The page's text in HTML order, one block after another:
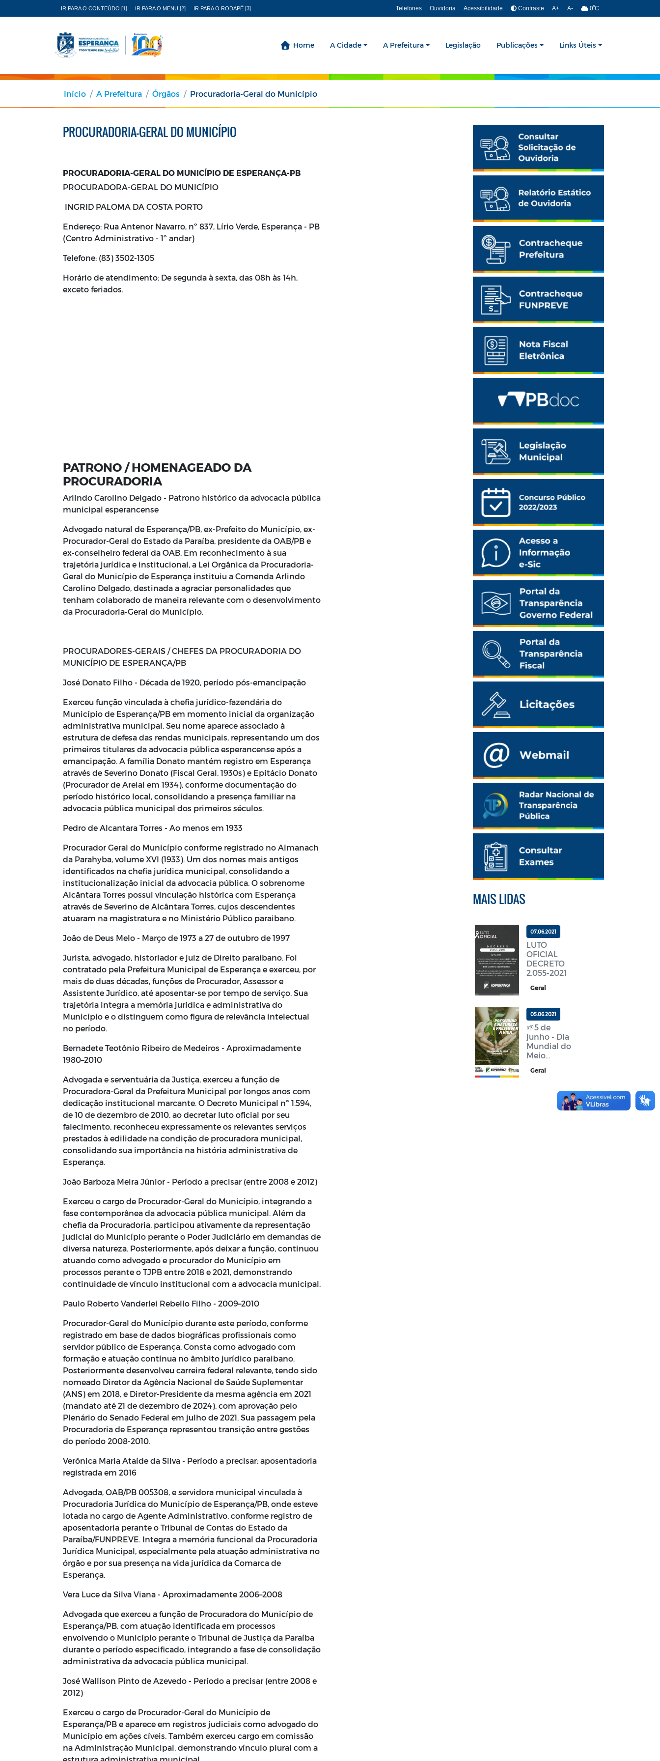
IR PARA O CONTEÚDO [1] IR PARA O MENU [2] IR PARA O RODAPÉ [3] Telefones Ouvidoria Acessibilidade Contraste A+ A- 0ºC
Home A Cidade A Prefeitura Legislação Publicações Links Úteis
Início A Prefeitura Órgãos Procuradoria-Geral do Município
PROCURADORIA-GERAL DO MUNICÍPIO
PROCURADORIA-GERAL DO MUNICÍPIO DE ESPERANÇA-PB
PROCURADORA-GERAL DO MUNICÍPIO
INGRID PALOMA DA COSTA PORTO
Endereço: Rua Antenor Navarro, nº 837, Lírio Verde, Esperança - PB
(Centro Administrativo - 1º andar)
Telefone: (83) 3502-1305
Horário de atendimento: De segunda à sexta, das 08h às 14h,
exceto feriados.
PATRONO / HOMENAGEADO DA
PROCURADORIA
Arlindo Carolino Delgado - Patrono histórico da advocacia pública
municipal esperancense
Advogado natural de Esperança/PB, ex-Prefeito do Município, ex-
Procurador-Geral do Estado da Paraíba, presidente da OAB/PB e
ex-conselheiro federal da OAB. Em reconhecimento à sua
trajetória jurídica e institucional, a Lei Orgânica da Procuradoria-
Geral do Município de Esperança instituiu a Comenda Arlindo
Carolino Delgado, destinada a agraciar personalidades que
tenham colaborado de maneira relevante com o desenvolvimento
da Procuradoria-Geral do Município.
PROCURADORES-GERAIS / CHEFES DA PROCURADORIA DO
MUNICÍPIO DE ESPERANÇA/PB
José Donato Filho - Década de 1920, período pós-emancipação
Exerceu função vinculada à chefia jurídico-fazendária do
Município de Esperança/PB em momento inicial da organização
administrativa municipal. Seu nome aparece associado à
estrutura de defesa das rendas municipais, representando um dos
primeiros titulares da advocacia pública esperancense após a
emancipação. A família Donato mantém registro em Esperança
através de Severino Donato (Fiscal Geral, 1930s) e Epitácio Donato
(Procurador de Areial em 1934), conforme documentação do
período histórico local, consolidando a presença familiar na
advocacia pública municipal dos primeiros séculos.
Pedro de Alcantara Torres - Ao menos em 1933
Procurador Geral do Município conforme registrado no Almanach
da Parahyba, volume XVI (1933). Um dos nomes mais antigos
identificados na chefia jurídica municipal, consolidando a
institucionalização inicial da advocacia pública. O sobrenome
Alcântara Torres possui vinculação histórica com Esperança
através de Severino de Alcântara Torres, cujos descendentes
atuaram na magistratura e no Ministério Público paraibano.
João de Deus Melo - Março de 1973 a 27 de outubro de 1997
Jurista, advogado, historiador e juiz de Direito paraibano. Foi
contratado pela Prefeitura Municipal de Esperança e exerceu, por
mais de duas décadas, funções de Procurador, Assessor e
Assistente Jurídico, até aposentar-se por tempo de serviço. Sua
trajetória integra a memória jurídica e administrativa do
Município e o distinguem como figura de relevância intelectual
no período.
Bernadete Teotônio Ribeiro de Medeiros - Aproximadamente
1980–2010
Advogada e serventuária da Justiça, exerceu a função de
Procuradora-Geral da Prefeitura Municipal por longos anos com
dedicação institucional marcante. O Decreto Municipal nº 1.594,
de 10 de dezembro de 2010, ao decretar luto oficial por seu
falecimento, reconheceu expressamente os relevantes serviços
prestados à edilidade na condição de procuradora municipal,
consolidando sua importância na história administrativa de
Esperança.
João Barboza Meira Júnior - Período a precisar (entre 2008 e 2012)
Exerceu o cargo de Procurador-Geral do Município, integrando a
fase contemporânea da advocacia pública municipal. Além da
chefia da Procuradoria, participou ativamente da representação
judicial do Município perante o Poder Judiciário em demandas de
diversa natureza. Posteriormente, após deixar a função, continuou
atuando como advogado e procurador do Município em
processos perante o TJPB entre 2018 e 2021, demonstrando
continuidade de vínculo institucional com a advocacia municipal.
Paulo Roberto Vanderlei Rebello Filho - 2009–2010
Procurador-Geral do Município durante este período, conforme
registrado em base de dados biográficas profissionais como
servidor público de Esperança. Consta como advogado com
formação e atuação contínua no âmbito jurídico paraibano.
Posteriormente desenvolveu carreira federal relevante, tendo sido
nomeado Diretor da Agência Nacional de Saúde Suplementar
(ANS) em 2018, e Diretor-Presidente da mesma agência em 2021
(mandato até 21 de dezembro de 2024), com aprovação pelo
Plenário do Senado Federal em julho de 2021. Sua passagem pela
Procuradoria de Esperança representou transição entre gestões
do período 2008-2010.
Verônica Maria Ataíde da Silva - Período a precisar; aposentadoria
registrada em 2016
Advogada, OAB/PB 005308, e servidora municipal vinculada à
Procuradoria Jurídica do Município de Esperança/PB, onde esteve
lotada no cargo de Agente Administrativo, conforme registro de
aposentadoria perante o Tribunal de Contas do Estado da
Paraíba/FUNPREVE. Integra a memória funcional da Procuradoria
Jurídica Municipal, especialmente pela atuação administrativa no
órgão e por sua presença na vida jurídica da Comarca de
Esperança.
Vera Luce da Silva Viana - Aproximadamente 2006–2008
Advogada que exerceu a função de Procuradora do Município de
Esperança/PB, com atuação identificada em processos
envolvendo o Município perante o Tribunal de Justiça da Paraíba
durante o período especificado, integrando a fase de consolidação
administrativa da advocacia pública municipal.
José Wallison Pinto de Azevedo - Período a precisar (entre 2008 e
2012)
Exerceu o cargo de Procurador-Geral do Município de
Esperança/PB e aparece em registros judiciais como advogado do
Município em ações cíveis. Também exerceu cargo em comissão
na Administração Municipal, demonstrando vínculo plural com a
MAIS LIDAS
07.06.2021
LUTO
OFICIAL
DECRETO
2.055-2021
Geral
05.06.2021
🌱5 de
junho - Dia
Mundial do
Meio
Geral